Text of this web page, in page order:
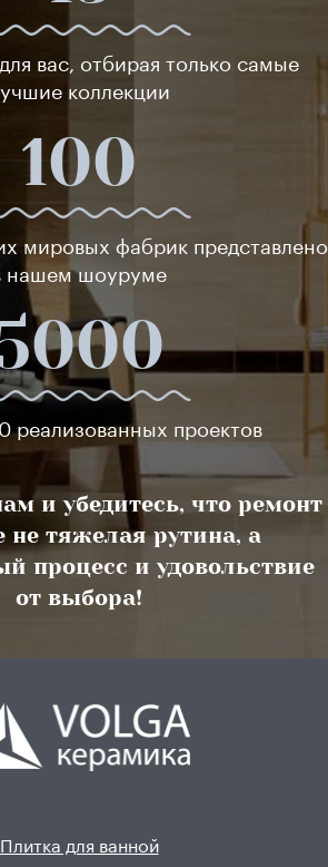
вас, отбирая только самые
коллекции
100
мировых фабрик представлено
нашем шоуруме
реализованных проектов
и убедитесь, что ремонт
не тяжелая рутина, а
процесс и удовольствие
от выбора!
Плитка для ванной